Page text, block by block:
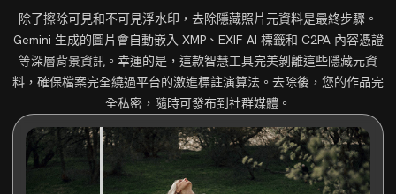
除了擦除可見和不可見浮水印，去除隱藏照片元資料是最終步驟。
Gemini 生成的圖片會自動嵌入 XMP、EXIF AI 標籤和 C2PA 內容憑證
等深層背景資訊。幸運的是，這款智慧工具完美剝離這些隱藏元資
料，確保檔案完全繞過平台的激進標註演算法。去除後，您的作品完
全私密，隨時可發布到社群媒體。